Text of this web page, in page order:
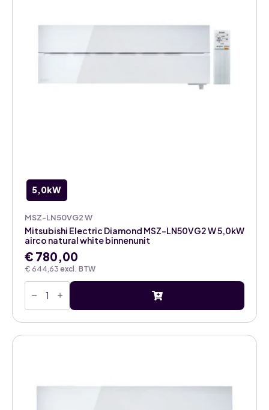
5,0kW
MSZ-LN50VG2 W
€ 644,63 excl. BTW
Mitsubishi Electric Diamond MSZ-LN50VG2 W 5,0kW
airco natural white binnenunit
€ 780,00
Mitsubishi
Electric
MSZ-
LN50VG2
W